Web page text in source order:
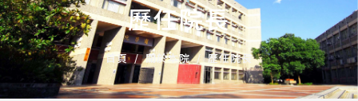
歷任院長
首頁/關於本院/歷任院長